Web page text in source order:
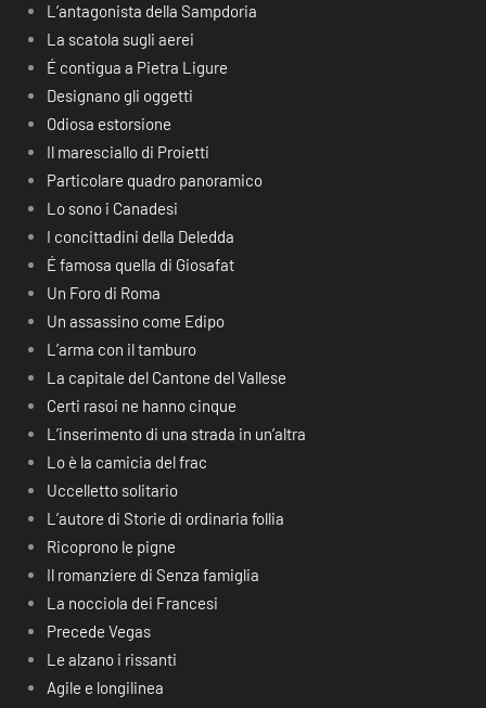
L’antagonista della Sampdoria
La scatola sugli aerei
É contigua a Pietra Ligure
Designano gli oggetti
Odiosa estorsione
Il maresciallo di Proietti
Particolare quadro panoramico
Lo sono i Canadesi
I concittadini della Deledda
É famosa quella di Giosafat
Un Foro di Roma
Un assassino come Edipo
L’arma con il tamburo
La capitale del Cantone del Vallese
Certi rasoi ne hanno cinque
L’inserimento di una strada in un’altra
Lo è la camicia del frac
Uccelletto solitario
L’autore di Storie di ordinaria follia
Ricoprono le pigne
Il romanziere di Senza famiglia
La nocciola dei Francesi
Precede Vegas
Le alzano i rissanti
Agile e longilinea